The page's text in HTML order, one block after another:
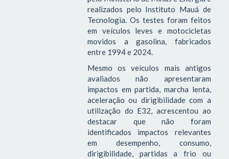
realizados pelo Instituto Mauá de
Tecnologia. Os testes foram feitos
em veículos leves e motocicletas
movidos a gasolina, fabricados
entre 1994 e 2024.
Mesmo os veículos mais antigos
avaliados não apresentaram
impactos em partida, marcha lenta,
aceleração ou dirigibilidade com a
utilização do E32, acrescentou ao
destacar que não foram
identificados impactos relevantes
em desempenho, consumo,
dirigibilidade, partidas a frio ou